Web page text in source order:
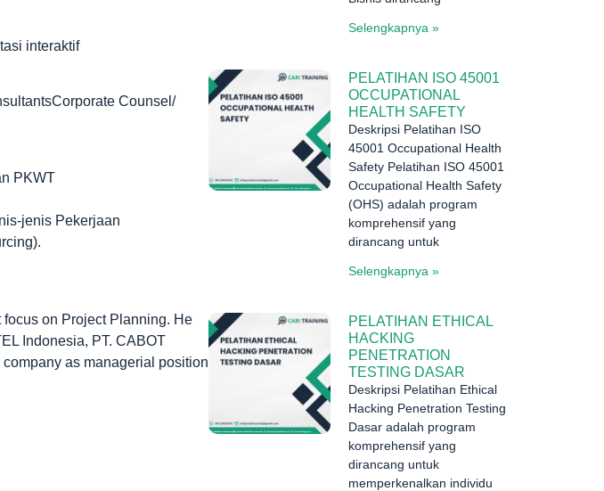
interaktif
Counsel/
PKWT
jenis Pekerjaan
on Project Planning. He
Indonesia, PT. CABOT
as managerial position
Selengkapnya »
PELATIHAN ISO 45001
OCCUPATIONAL
HEALTH SAFETY
Deskripsi Pelatihan ISO
45001 Occupational Health
Safety Pelatihan ISO 45001
Occupational Health Safety
(OHS) adalah program
komprehensif yang
dirancang untuk
Selengkapnya »
PELATIHAN ETHICAL
HACKING
PENETRATION
TESTING DASAR
Deskripsi Pelatihan Ethical
Hacking Penetration Testing
Dasar adalah program
komprehensif yang
dirancang untuk
memperkenalkan individu